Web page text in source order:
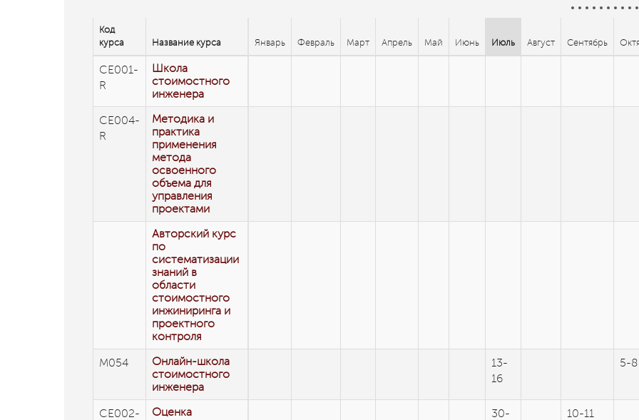
Код
курса
Название курса Январь Февраль Март Апрель Май Июнь Июль Август Сентябрь
CE001-
R
Школа
стоимостного
инженера
CE004-
R
Методика и
практика
применения
метода
освоенного
объема для
управления
проектами
Авторский курс
по
систематизации
знаний в
области
стоимостного
инжиниринга и
проектного
контроля
М054
Онлайн-школа
стоимостного
инженера
13-
16
5-8
СЕ002-
Оценка
30-
10-11